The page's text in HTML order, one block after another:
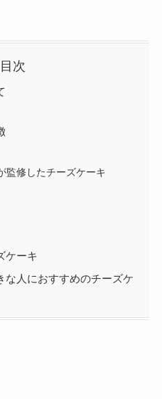
目次
監修したチーズケーキ
ケーキ
な人におすすめのチーズケ